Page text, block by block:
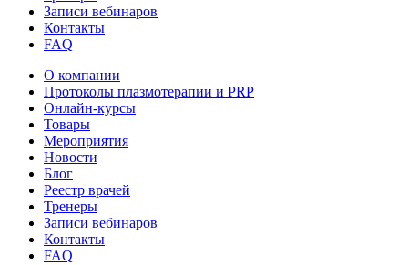
Записи вебинаров
Контакты
FAQ
О компании
Протоколы плазмотерапии и PRP
Онлайн-курсы
Товары
Мероприятия
Новости
Блог
Реестр врачей
Тренеры
Записи вебинаров
Контакты
FAQ